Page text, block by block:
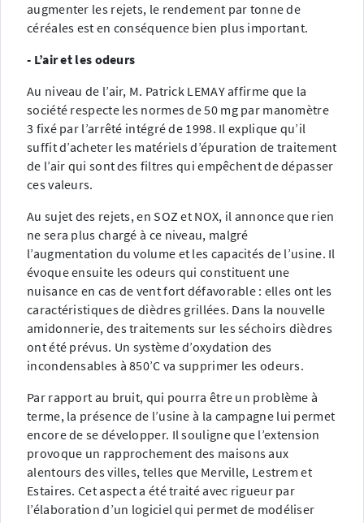
augmenter les rejets, le rendement par tonne de
céréales est en conséquence bien plus important.
- L’air et les odeurs
Au niveau de l’air, M. Patrick LEMAY affirme que la
société respecte les normes de 50 mg par manomètre
3 fixé par l’arrêté intégré de 1998. Il explique qu’il
suffit d’acheter les matériels d’épuration de traitement
de l’air qui sont des filtres qui empêchent de dépasser
ces valeurs.
Au sujet des rejets, en SOZ et NOX, il annonce que rien
ne sera plus chargé à ce niveau, malgré
l’augmentation du volume et les capacités de l’usine. Il
évoque ensuite les odeurs qui constituent une
nuisance en cas de vent fort défavorable : elles ont les
caractéristiques de dièdres grillées. Dans la nouvelle
amidonnerie, des traitements sur les séchoirs dièdres
ont été prévus. Un système d’oxydation des
incondensables à 850’C va supprimer les odeurs.
Par rapport au bruit, qui pourra être un problème à
terme, la présence de l’usine à la campagne lui permet
encore de se développer. Il souligne que l’extension
provoque un rapprochement des maisons aux
alentours des villes, telles que Merville, Lestrem et
Estaires. Cet aspect a été traité avec rigueur par
l’élaboration d’un logiciel qui permet de modéliser